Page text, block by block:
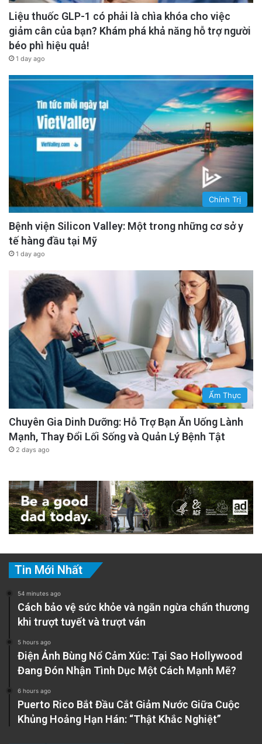
Liệu thuốc GLP-1 có phải là chìa khóa cho việc
giảm cân của bạn? Khám phá khả năng hỗ trợ người
béo phì hiệu quả!
1 day ago
Chính Trị
Bệnh viện Silicon Valley: Một trong những cơ sở y
tế hàng đầu tại Mỹ
1 day ago
Ẩm Thực
Chuyên Gia Dinh Dưỡng: Hỗ Trợ Bạn Ăn Uống Lành
Mạnh, Thay Đổi Lối Sống và Quản Lý Bệnh Tật
2 days ago
Tin Mới Nhất
54 minutes ago
Cách bảo vệ sức khỏe và ngăn ngừa chấn thương
khi trượt tuyết và trượt ván
5 hours ago
Điện Ảnh Bùng Nổ Cảm Xúc: Tại Sao Hollywood
Đang Đón Nhận Tình Dục Một Cách Mạnh Mẽ?
6 hours ago
Puerto Rico Bắt Đầu Cắt Giảm Nước Giữa Cuộc
Khủng Hoảng Hạn Hán: “Thật Khắc Nghiệt”